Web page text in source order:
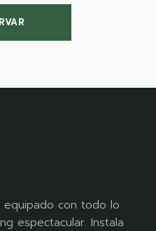
equipado con todo lo
espectacular. Instala